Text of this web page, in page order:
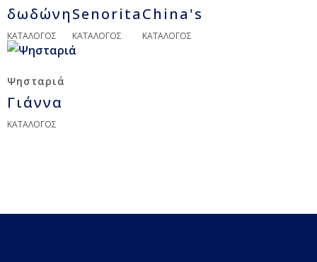
δωδώνη
ΚΑΤΑΛΟΓΟΣ
Senorita
ΚΑΤΑΛΟΓΟΣ
China's
ΚΑΤΑΛΟΓΟΣ
Ψησταριά
Γιάννα
ΚΑΤΑΛΟΓΟΣ